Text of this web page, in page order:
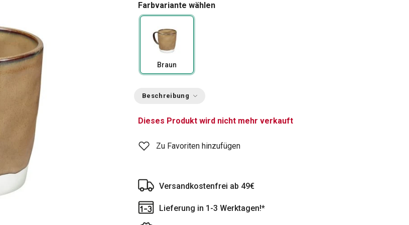
Farbvariante wählen
Braun
Beschreibung
Dieses Produkt wird nicht mehr verkauft
Zu Favoriten hinzufügen
Versandkostenfrei ab 49€
Lieferung in 1-3 Werktagen!*